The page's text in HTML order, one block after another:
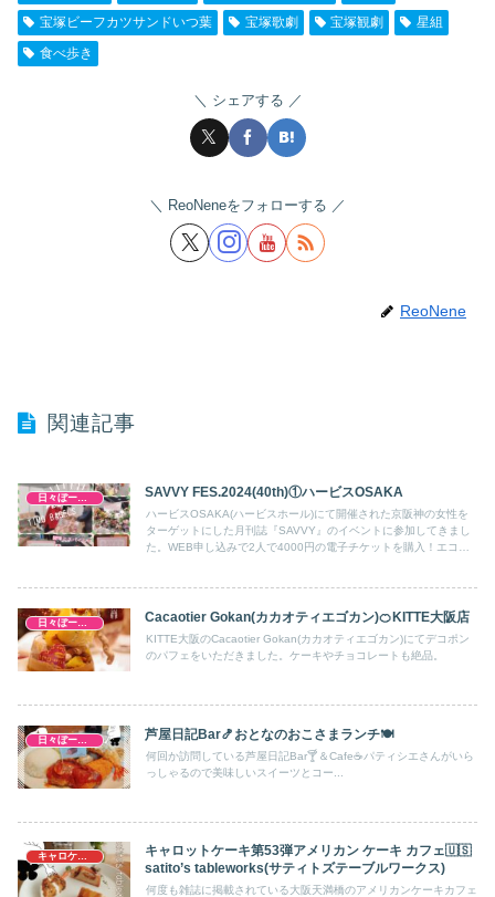
宝塚ビーフカツサンドいつ葉
宝塚歌劇 宝塚観劇
星組
食べ歩き
シェアする
ReoNeneをフォローする
ReoNene
関連記事
日々ぼーのぼーの SAVVY FES.2024(40th)①ハービスOSAKA
ハービスOSAKA(ハービスホール)にて開催された京阪神の女性を
ターゲットにした月刊誌『SAVVY』のイベントに参加してきまし
た。WEB申し込みで2人で4000円の電子チケットを購入！エコバ
た。TIMO BAGELSさん、PONY PONY HUNGRYさん、絹菓子
日々ぼーのぼーの Cacaotier Gokan(カカオティエゴカン)🍊KITTE大阪店
KITTE大阪のCacaotier Gokan(カカオティエゴカン)にてデコポン
のパフェをいただきました。ケーキやチョコレートも絶品。
芦屋日記Bar🍤おとなのおこさまランチ🍽
何回か訪問している芦屋日記Bar🍸＆Cafe☕パティシエさんがいら
っしゃるので美味しいスイーツとコー...
キャロケ大阪
キャロットケーキ第53弾アメリカン ケーキ カフェ🇺🇸
satito’s tableworks(サティトズテーブルワークス)
何度も雑誌に掲載されている大阪天満橋のアメリカンケーキカフェ